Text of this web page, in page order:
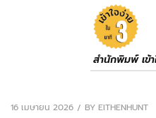
สำนักพิมพ์ เข้า
16 เมษายน 2026 BY EITHENHUNT